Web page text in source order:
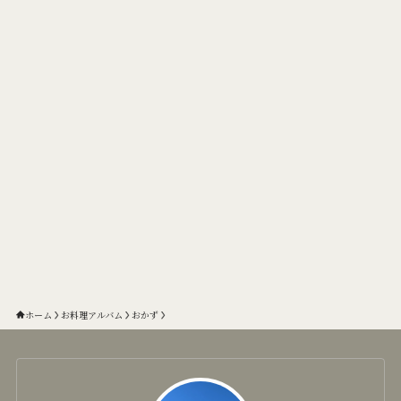
ホーム お料理アルバム おかず